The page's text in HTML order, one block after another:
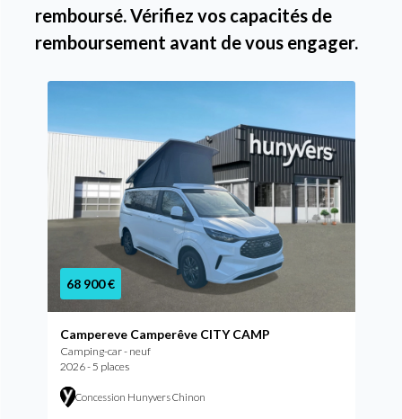
remboursé. Vérifiez vos capacités de
remboursement avant de vous engager.
68 900 €
Campereve Camperêve CITY CAMP
Camping-car - neuf
2026 - 5 places
Concession Hunyvers Chinon